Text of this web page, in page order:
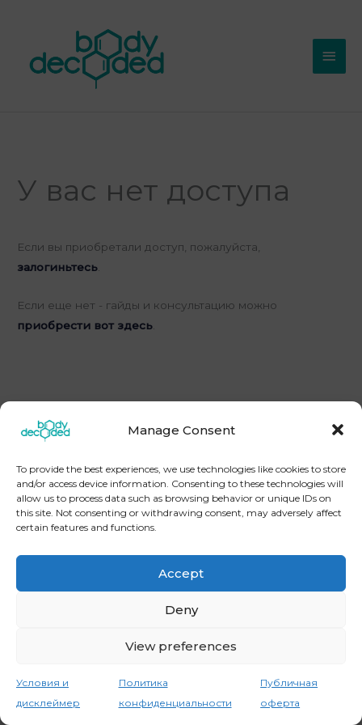
Manage Consent
To provide the best experiences, we use technologies like cookies to store
and/or access device information. Consenting to these technologies will
allow us to process data such as browsing behavior or unique IDs on
this site. Not consenting or withdrawing consent, may adversely affect
certain features and functions.
Accept
Deny
View preferences
Условия и
дисклеймер
Политика
конфиденциальности
Публичная
оферта
содержимому
У вас нет доступа
Если вы приобретали доступ, пожалуйста,
залогиньтесь
Если еще нет - гайды и консультацию можно
приобрести вот здесь
[instagram-feed] Copyright © 2026
Политика конфиденциальности
Публичная оферта
Условия и дисклеймер